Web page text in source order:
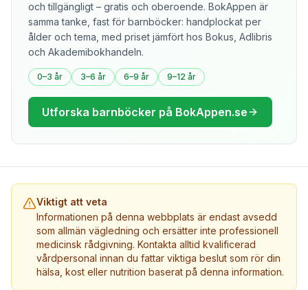
och tillgängligt – gratis och oberoende. BokAppen är
samma tanke, fast för barnböcker: handplockat per
ålder och tema, med priset jämfört hos Bokus, Adlibris
och Akademibokhandeln.
0–3 år 3–6 år 6–9 år 9–12 år
Utforska barnböcker på BokAppen.se
Viktigt att veta
Informationen på denna webbplats är endast avsedd
som allmän vägledning och ersätter inte professionell
medicinsk rådgivning. Kontakta alltid kvalificerad
vårdpersonal innan du fattar viktiga beslut som rör din
hälsa, kost eller nutrition baserat på denna information.